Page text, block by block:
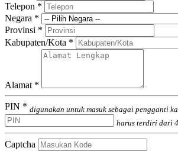
Telepon *
Negara *
Provinsi *
Kabupaten/Kota *
Alamat *
PIN * digunakan untuk masuk sebagai pengganti
harus terdiri dari
Captcha